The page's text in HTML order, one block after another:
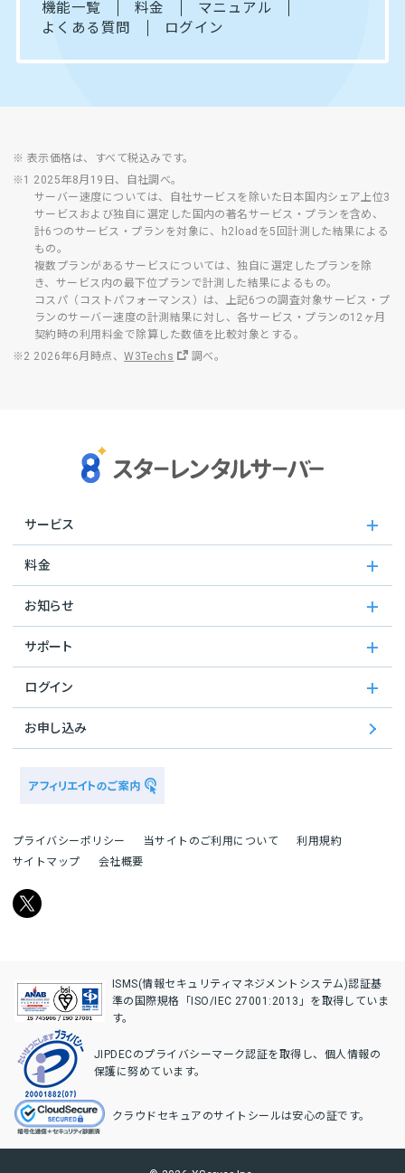
機能一覧 料金
マニュアル
よくある質問
ログイン
※ 表示価格は、すべて税込みです。
※1 2025年8月19日、自社調べ。
サーバー速度については、自社サービスを除いた日本国内シェア上位3
サービスおよび独自に選定した国内の著名サービス・プランを含め、
計6つのサービス・プランを対象に、h2loadを5回計測した結果による
もの。
複数プランがあるサービスについては、独自に選定したプランを除
き、サービス内の最下位プランで計測した結果によるもの。
コスパ（コストパフォーマンス）は、上記6つの調査対象サービス・プ
ランのサーバー速度の計測結果に対し、各サービス・プランの12ヶ月
契約時の利用料金で除算した数値を比較対象とする。
※2 2026年6月時点、W3Techs 調べ。
サービス
料金
お知らせ
サポート
ログイン
お申し込み
プライバシーポリシー 当サイトのご利用について
利用規約
サイトマップ
会社概要
ISMS(情報セキュリティマネジメントシステム)認証基
準の国際規格「ISO/IEC 27001:2013」を取得していま
す。
JIPDECのプライバシーマーク認証を取得し、個人情報の
保護に努めています。
クラウドセキュアのサイトシールは安心の証です。